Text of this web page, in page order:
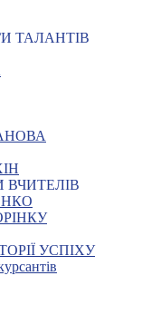
ТАЛАНТІВ
ВЧИТЕЛІВ
УСПІХУ